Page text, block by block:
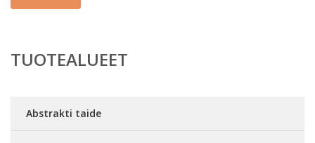
TUOTEALUEET
Abstrakti taide